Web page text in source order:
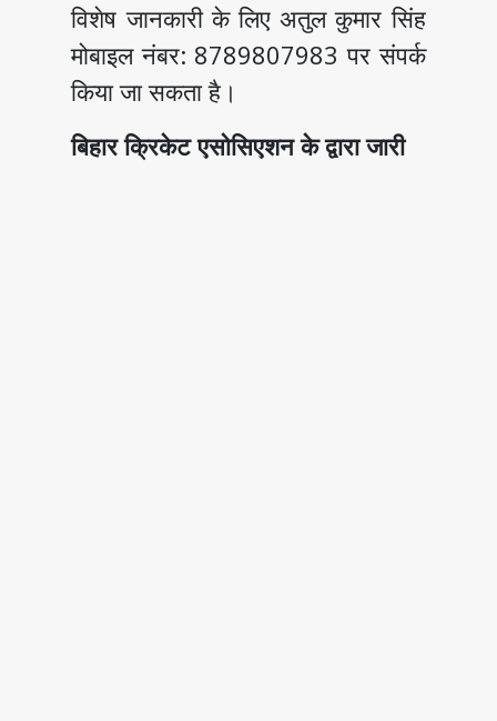
विशेष जानकारी के लिए अतुल कुमार सिंह
मोबाइल नंबर: 8789807983 पर संपर्क
किया जा सकता है।
बिहार क्रिकेट एसोसिएशन के द्वारा जारी